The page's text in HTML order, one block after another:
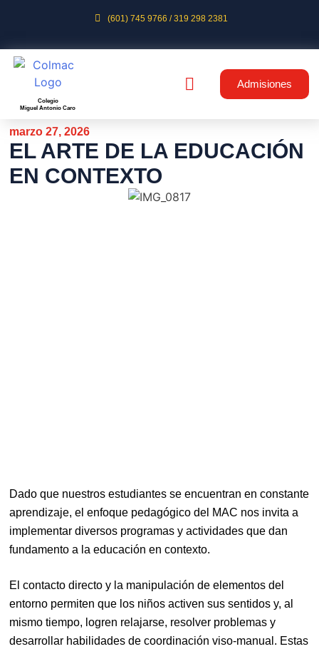
(601) 745 9766 / 319 298 2381
Colegio
Miguel Antonio Caro
Admisiones
marzo 27, 2026
EL ARTE DE LA EDUCACIÓN
EN CONTEXTO
Dado que nuestros estudiantes se encuentran en constante
aprendizaje, el enfoque pedagógico del MAC nos invita a
implementar diversos programas y actividades que dan
fundamento a la educación en contexto.
El contacto directo y la manipulación de elementos del
entorno permiten que los niños activen sus sentidos y, al
mismo tiempo, logren relajarse, resolver problemas y
desarrollar habilidades de coordinación viso-manual. Estas